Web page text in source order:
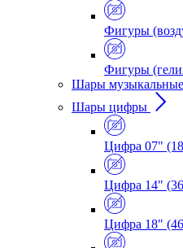
Фигуры
Фигуры
Шары музыкальные
Шары цифры
Цифра 07"
Цифра 14"
Цифра 18"